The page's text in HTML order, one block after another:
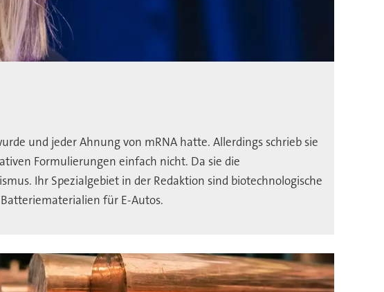
und jeder Ahnung von mRNA hatte. Allerdings schrieb sie
Formulierungen einfach nicht. Da sie die
Ihr Spezialgebiet in der Redaktion sind biotechnologische
für E-Autos.